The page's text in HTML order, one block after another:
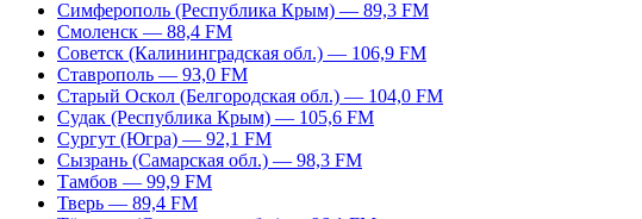
Симферополь (Республика Крым) — 89,3 FM
Смоленск — 88,4 FM
Советск (Калининградская обл.) — 106,9 FM
Ставрополь — 93,0 FM
Старый Оскол (Белгородская обл.) — 104,0 FM
Судак (Республика Крым) — 105,6 FM
Сургут (Югра) — 92,1 FM
Сызрань (Самарская обл.) — 98,3 FM
Тамбов — 99,9 FM
Тверь — 89,4 FM